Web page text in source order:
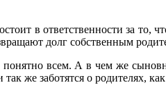
в ответственности за
долг собственным
понятно всем. А в чем же
же заботятся о родителях,